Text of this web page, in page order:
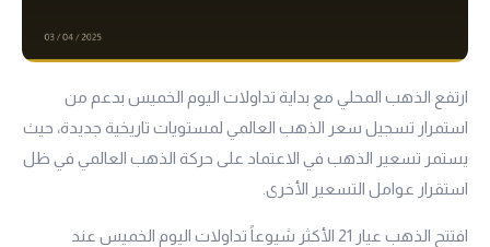
ارتفع الذهب المحلي مع بداية تداولات اليوم الخميس بدعم من
استمرار تسجيل سعر الذهب العالمي لمستويات تاريخية جديدة، حيث
يستمر تسعير الذهب في الاعتماد على حركة الذهب العالمي في ظل
استقرار عوامل التسعير الأخرى.
افتتح الذهب عيار 21
الأكثر شيوعاً تداولات اليوم الخميس عند